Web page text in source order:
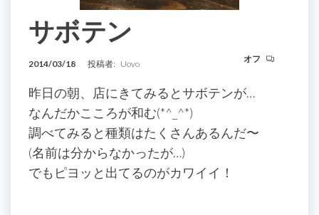
サボテン
2014/03/18 投稿者: Uovo オフ
昨日の朝、店にきてみるとサボテンが…
なんだかこころが和む(*^_^*)
調べてみると種類はたくさんあるんだ〜
(名前は分からなかったが…)
でもピヨッと出てるのがカワイイ！